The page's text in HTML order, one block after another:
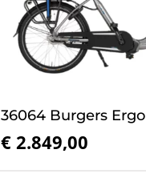
36064 Burgers Ergo
€ 2.849,00